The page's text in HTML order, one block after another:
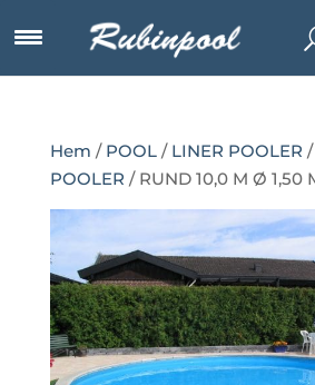
Hem / POOL/ LINER POOLER /
POOLER / RUND 10,0 M Ø 1,50